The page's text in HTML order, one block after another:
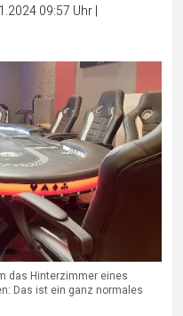
09:57 Uhr|
das Hinterzimmer eines
Das ist ein ganz normales